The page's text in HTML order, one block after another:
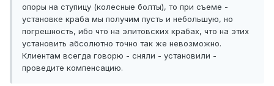
опоры на ступицу (колесные болты), то при съеме -
установке краба мы получим пусть и небольшую, но
погрешность, ибо что на элитовских крабах, что на этих
установить абсолютно точно так же невозможно.
Клиентам всегда говорю - сняли - установили -
проведите компенсацию.